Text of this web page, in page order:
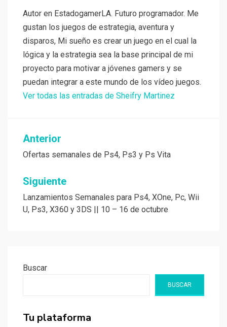
Autor en EstadogamerLA. Futuro programador. Me
gustan los juegos de estrategia, aventura y
disparos, Mi sueño es crear un juego en el cual la
lógica y la estrategia sea la base principal de mi
proyecto para motivar a jóvenes gamers y se
puedan integrar a este mundo de los vídeo juegos.
Ver todas las entradas de Sheifry Martinez
Navegación
de
entradas
Anterior
Ofertas semanales de Ps4, Ps3 y Ps Vita
Siguiente
Lanzamientos Semanales para Ps4, XOne, Pc, Wii
U, Ps3, X360 y 3DS || 10 – 16 de octubre
Buscar
BUSCAR
Tu plataforma